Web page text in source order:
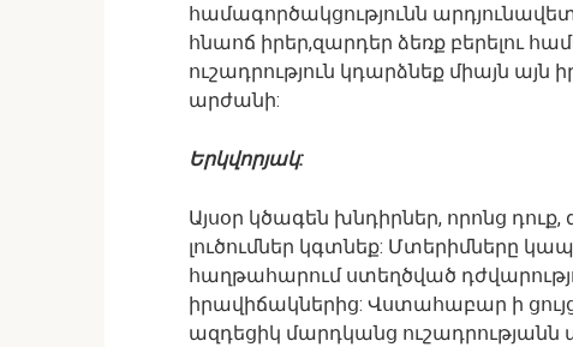
համագործակցությունն
հնաոճ իրեր,զարդեր ձեռք բերելու
ուշադրություն կդարձնեք միայն այն
արժանի:
Երկվորյակ:
Այսօր կծագեն խնդիրներ, որոնց
լուծումներ կգտնեք: Մտերիմները
հաղթահարում ստեղծված
իրավիճակներից: Վստահաբար ի
ազդեցիկ մարդկանց